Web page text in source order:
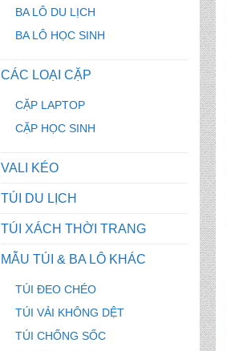
BA LÔ DU LỊCH
BA LÔ HỌC SINH
CÁC LOẠI CẶP
CẶP LAPTOP
CẶP HỌC SINH
VALI KÉO
TÚI DU LỊCH
TÚI XÁCH THỜI TRANG
MẪU TÚI & BA LÔ KHÁC
TÚI ĐEO CHÉO
TÚI VẢI KHÔNG DỆT
TÚI CHỐNG SỐC